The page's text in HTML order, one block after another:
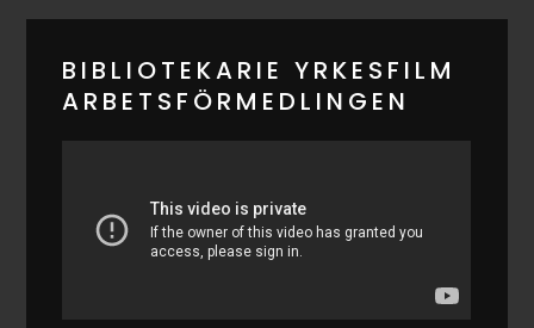
BIBLIOTEKARIE YRKESFILM
ARBETSFÖRMEDLINGEN